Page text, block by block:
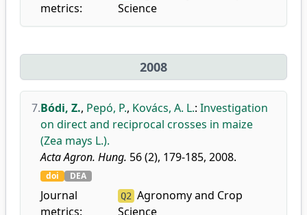
metrics:
Science
2008
7.Bódi, Z., Pepó, P., Kovács, A. L.: Investigation
on direct and reciprocal crosses in maize
(Zea mays L.).
Acta Agron. Hung. 56 (2), 179-185, 2008.
doi DEA
Journal
metrics:
Q2 Agronomy and Crop
Science